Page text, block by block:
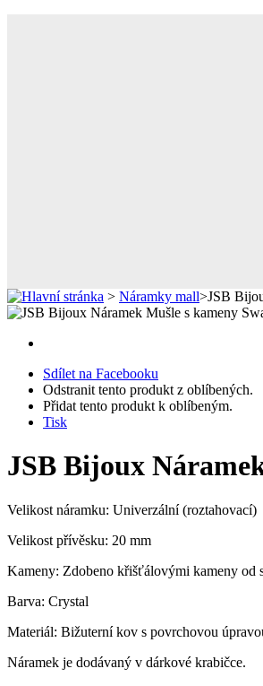
> Náramky mall>JSB
Sdílet na Facebooku
Odstranit tento produkt z oblíbených.
Přidat tento produkt k oblíbeným.
Tisk
JSB Bijoux
Velikost náramku: Univerzální (roztahovací)
Velikost přívěsku: 20 mm
Kameny: Zdobeno křišťálovými kameny od
Barva: Crystal
Materiál: Bižuterní kov s povrchovou
Náramek je dodávaný v dárkové krabičce.